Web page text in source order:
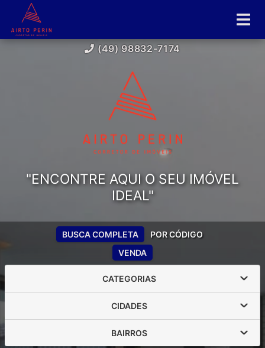
(49) 98832-7174
"ENCONTRE AQUI O SEU IMÓVEL
IDEAL"
VENDA
BUSCA COMPLETA POR CÓDIGO
CATEGORIAS
CIDADES
BAIRROS